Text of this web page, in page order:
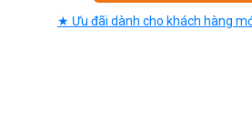
★ Ưu đãi dành cho khách hàng